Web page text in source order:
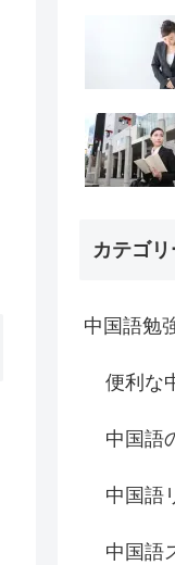
カテゴリ
中国語勉
便利な
中国語
中国語
中国語